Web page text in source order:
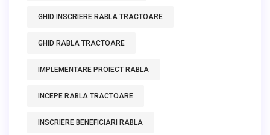
GHID INSCRIERE RABLA TRACTOARE
GHID RABLA TRACTOARE
IMPLEMENTARE PROIECT RABLA
INCEPE RABLA TRACTOARE
INSCRIERE BENEFICIARI RABLA